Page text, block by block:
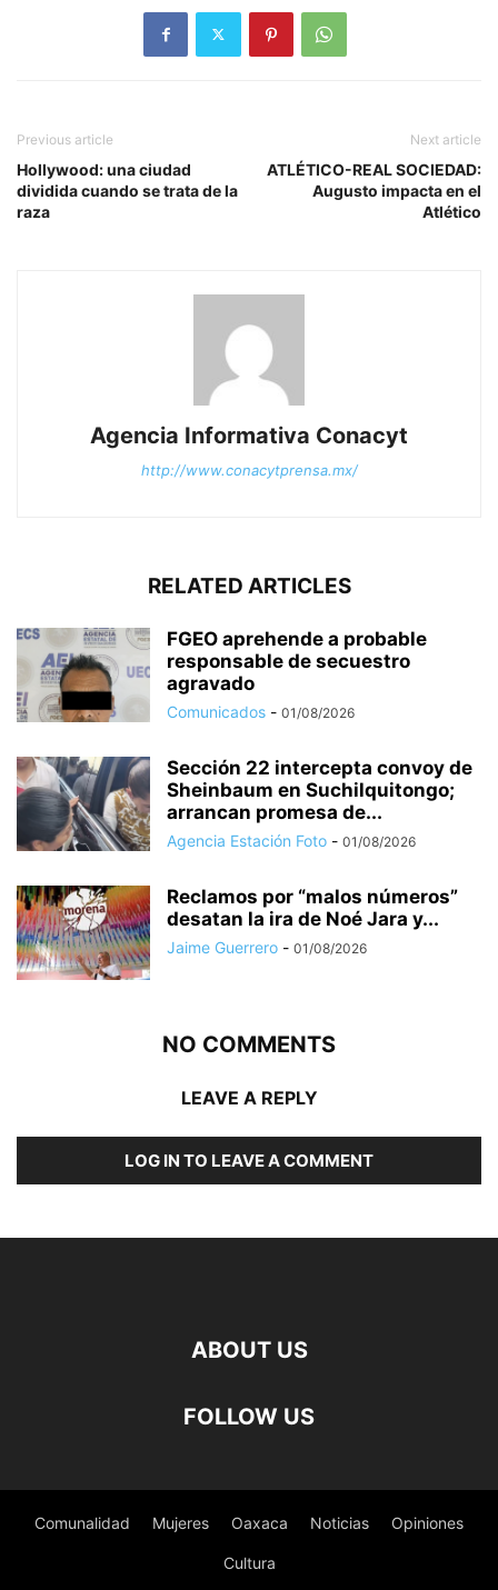
Previous article
Hollywood: una ciudad
dividida cuando se trata de la
raza
Next article
ATLÉTICO-REAL SOCIEDAD:
Augusto impacta en el
Atlético
Agencia Informativa Conacyt
http://www.conacytprensa.mx/
RELATED ARTICLES
FGEO aprehende a probable
responsable de secuestro
agravado
Comunicados - 01/08/2026
Sección 22 intercepta convoy de
Sheinbaum en Suchilquitongo;
arrancan promesa de...
Agencia Estación Foto - 01/08/2026
Reclamos por “malos números”
desatan la ira de Noé Jara y...
Jaime Guerrero - 01/08/2026
NO COMMENTS
LEAVE A REPLY
LOG IN TO LEAVE A COMMENT
ABOUT US
FOLLOW US
Comunalidad Mujeres Oaxaca Noticias Opiniones
Cultura